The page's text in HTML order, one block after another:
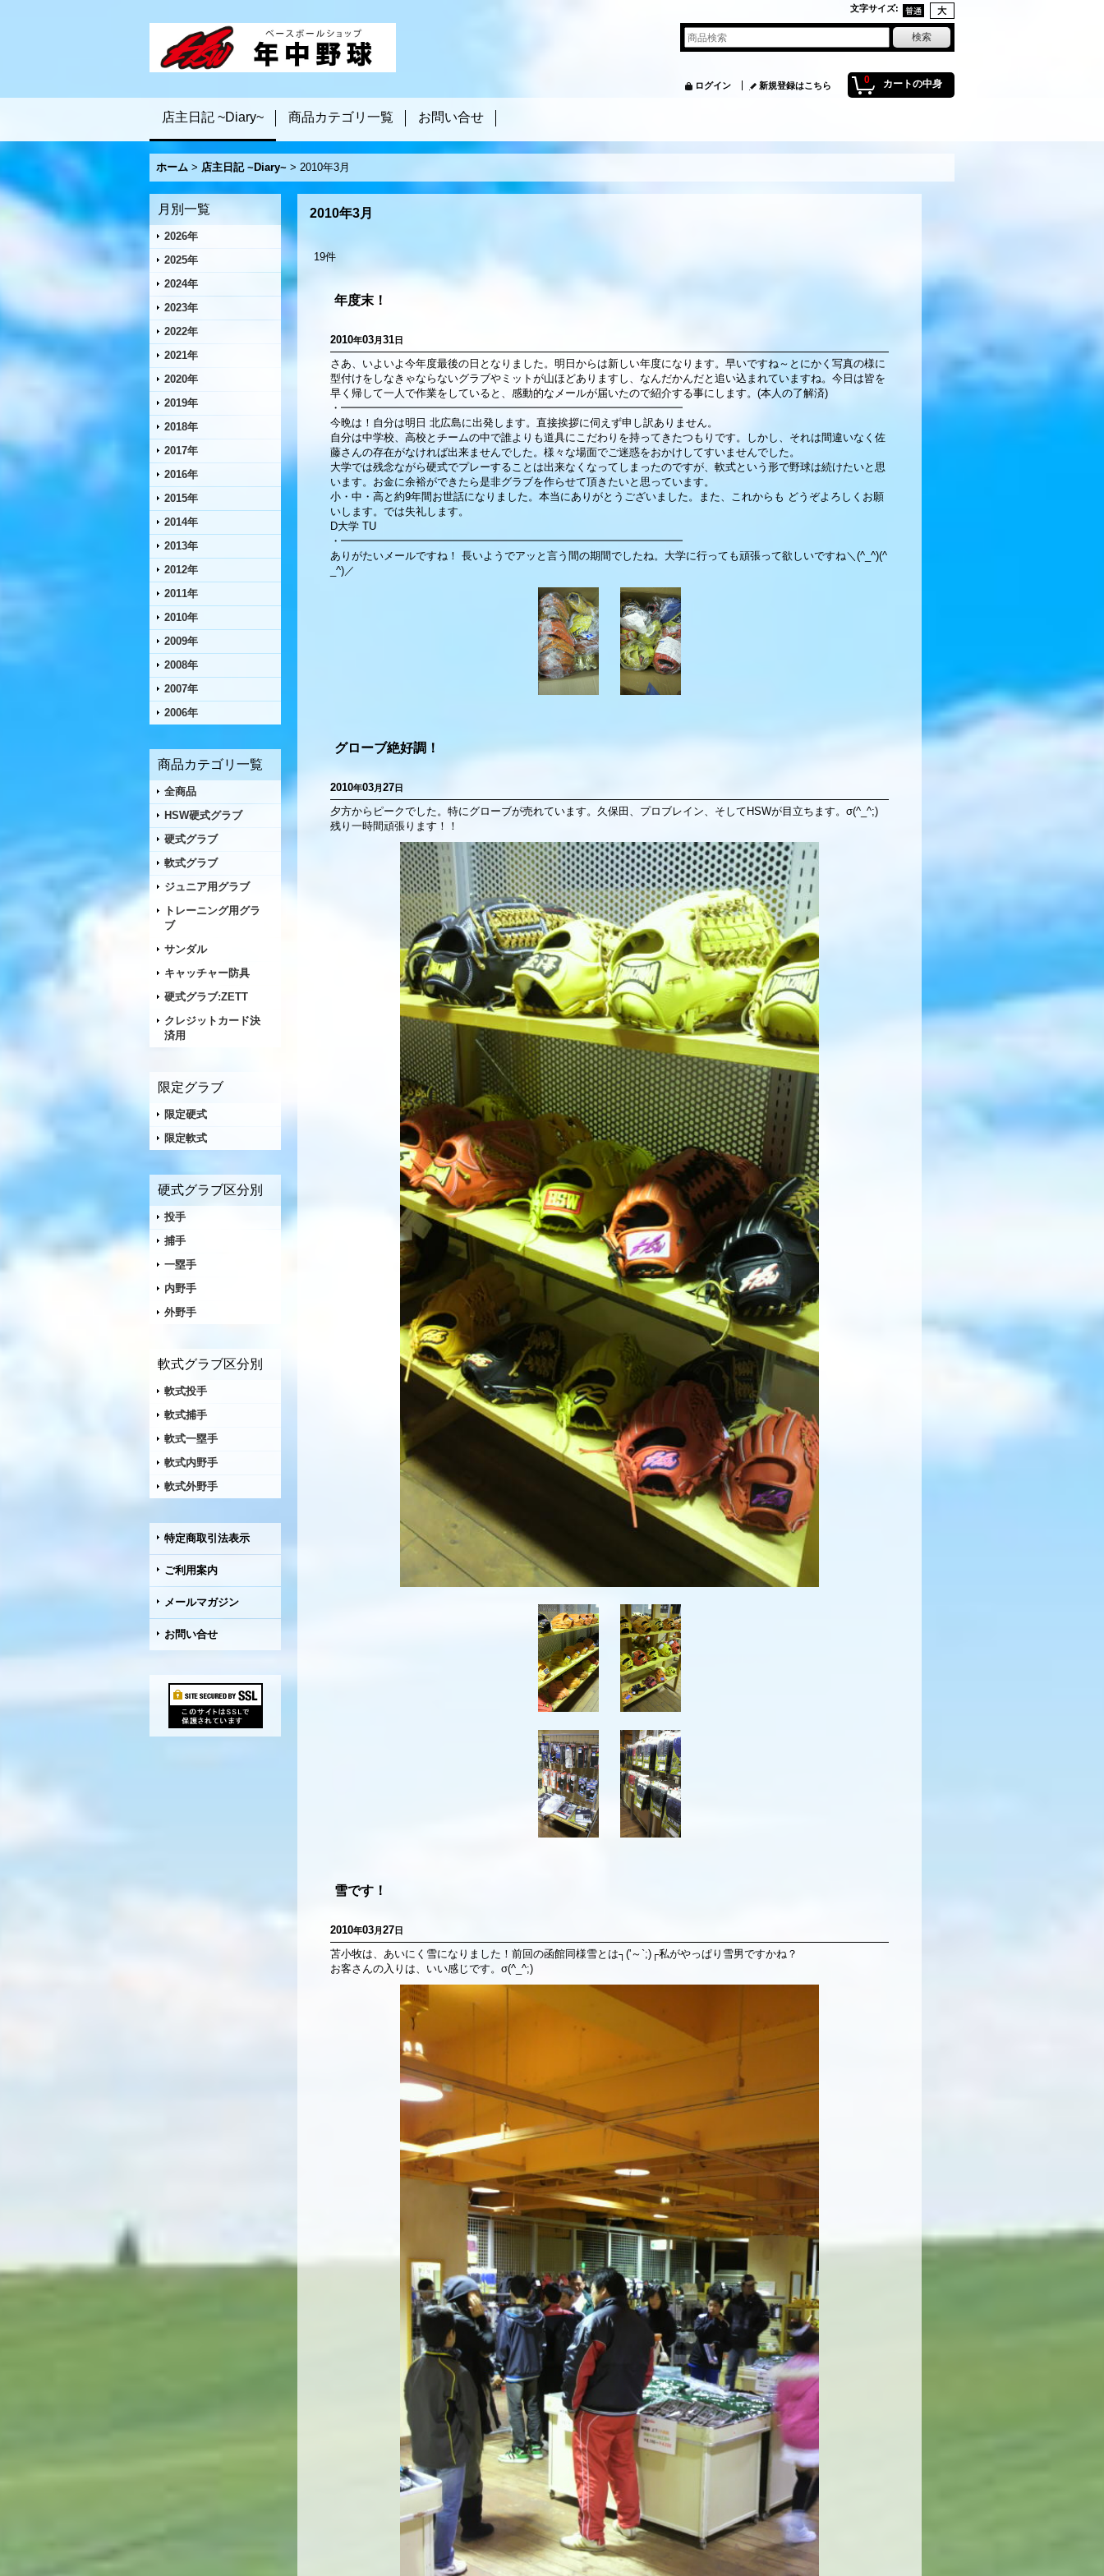
文字サイズ:
0 カートの中身
ログイン 新規登録はこちら
店主日記 ~Diary~ 商品カテゴリ一覧 お問い合せ
ホーム > 店主日記 ~Diary~ > 2010年3月
月別一覧
2026年
2025年
2024年
2023年
2022年
2021年
2020年
2019年
2018年
2017年
2016年
2015年
2014年
2013年
2012年
2011年
2010年
2009年
2008年
2007年
2006年
商品カテゴリ一覧
全商品
HSW硬式グラブ
硬式グラブ
軟式グラブ
ジュニア用グラブ
トレーニング用グラ
ブ
サンダル
キャッチャー防具
硬式グラブ:ZETT
クレジットカード決
済用
限定グラブ
限定硬式
限定軟式
硬式グラブ区分別
投手
捕手
一塁手
内野手
外野手
軟式グラブ区分別
軟式投手
軟式捕手
軟式一塁手
軟式内野手
軟式外野手
特定商取引法表示
ご利用案内
メールマガジン
お問い合せ
2010年3月
19件
年度末！
2010年03月31日
さあ、いよいよ今年度最後の日となりました。明日からは新しい年度になります。早いですね～とにかく写真の様に
型付けをしなきゃならないグラブやミットが山ほどありますし、なんだかんだと追い込まれていますね。今日は皆を
早く帰して一人で作業をしていると、感動的なメールが届いたので紹介する事にします。(本人の了解済)
・━━━━━━━━━━━━━━━━━━━━━━━━━━━━━━━━
今晩は！自分は明日 北広島に出発します。直接挨拶に伺えず申し訳ありません。
自分は中学校、高校とチームの中で誰よりも道具にこだわりを持ってきたつもりです。しかし、それは間違いなく佐
藤さんの存在がなければ出来ませんでした。様々な場面でご迷惑をおかけしてすいませんでした。
大学では残念ながら硬式でプレーすることは出来なくなってしまったのですが、軟式という形で野球は続けたいと思
います。お金に余裕ができたら是非グラブを作らせて頂きたいと思っています。
小・中・高と約9年間お世話になりました。本当にありがとうございました。また、これからも どうぞよろしくお願
いします。では失礼します。
D大学 TU
・━━━━━━━━━━━━━━━━━━━━━━━━━━━━━━━━
ありがたいメールですね！ 長いようでアッと言う間の期間でしたね。大学に行っても頑張って欲しいですね＼(^_^)(^
_^)／
グローブ絶好調！
2010年03月27日
夕方からピークでした。特にグローブが売れています。久保田、プロブレイン、そしてHSWが目立ちます。σ(^_^;)
残り一時間頑張ります！！
雪です！
2010年03月 27 日
苫小牧は、あいにく雪になりました！前回の函館同様雪とは┐('～`;)┌私がやっぱり雪男ですかね？
お客さんの入りは、いい感じです。σ(^_^;)